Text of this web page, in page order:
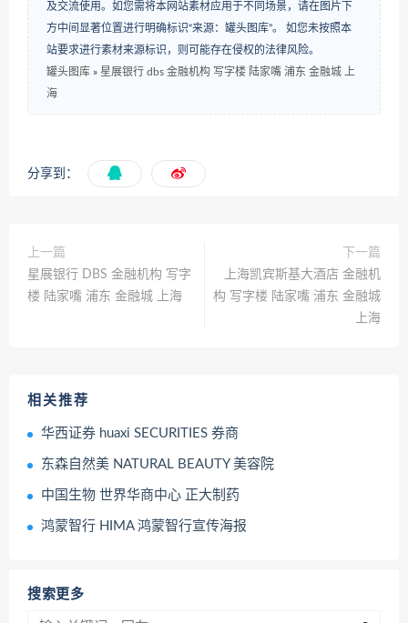
及交流使用。如您需将本网站素材应用于不同场景，请在图片下
方中间显著位置进行明确标识“来源：罐头图库”。 如您未按照本
站要求进行素材来源标识，则可能存在侵权的法律风险。
罐头图库 » 星展银行 dbs 金融机构 写字楼 陆家嘴 浦东 金融城 上
海
分享到：
上一篇
星展银行 DBS 金融机构 写字
楼 陆家嘴 浦东 金融城 上海
下一篇
上海凯宾斯基大酒店 金融机
构 写字楼 陆家嘴 浦东 金融城
上海
相关推荐
华西证券 huaxi SECURITIES 券商
东森自然美 NATURAL BEAUTY 美容院
中国生物 世界华商中心 正大制药
鸿蒙智行 HIMA 鸿蒙智行宣传海报
搜索更多